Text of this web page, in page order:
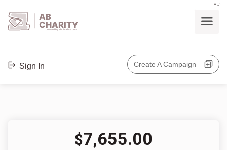
בס"ד
AB
CHARITY
powerd by ahblicklive.com
Sign In Create A Campaign
$7,655.00